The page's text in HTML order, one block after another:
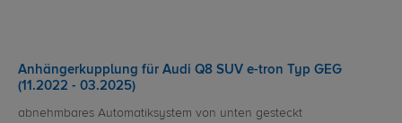
Anhängerkupplung für Audi Q8 SUV e-tron Typ GEG
(11.2022 - 03.2025)
abnehmbares Automatiksystem von unten gesteckt